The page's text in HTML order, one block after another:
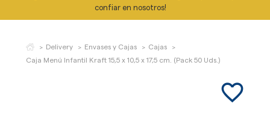
confiar en nosotros!
Delivery Envases y Cajas
Cajas
Caja Menú Infantil Kraft 15,5 x 10,5 x 17,5 cm. (Pack 50 Uds.)
favorite_border